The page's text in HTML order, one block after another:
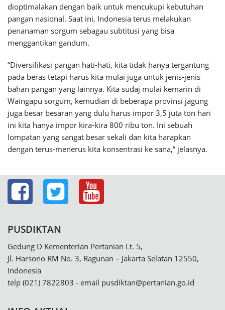
dioptimalakan dengan baik untuk mencukupi kebutuhan
pangan nasional. Saat ini, Indonesia terus melakukan
penanaman sorgum sebagau subtitusi yang bisa
menggantikan gandum.
“Diversifikasi pangan hati-hati, kita tidak hanya tergantung
pada beras tetapi harus kita mulai juga untuk jenis-jenis
bahan pangan yang lainnya. Kita sudaj mulai kemarin di
Waingapu sorgum, kemudian di beberapa provinsi jagung
juga besar besaran yang dulu harus impor 3,5 juta ton hari
ini kita hanya impor kira-kira 800 ribu ton. Ini sebuah
lompatan yang sangat besar sekali dan kita harapkan
dengan terus-menerus kita konsentrasi ke sana,” jelasnya.
PUSDIKTAN
Gedung D Kementerian Pertanian Lt. 5,
Jl. Harsono RM No. 3, Ragunan – Jakarta Selatan 12550,
Indonesia
telp (021) 7822803 - email pusdiktan@pertanian.go.id